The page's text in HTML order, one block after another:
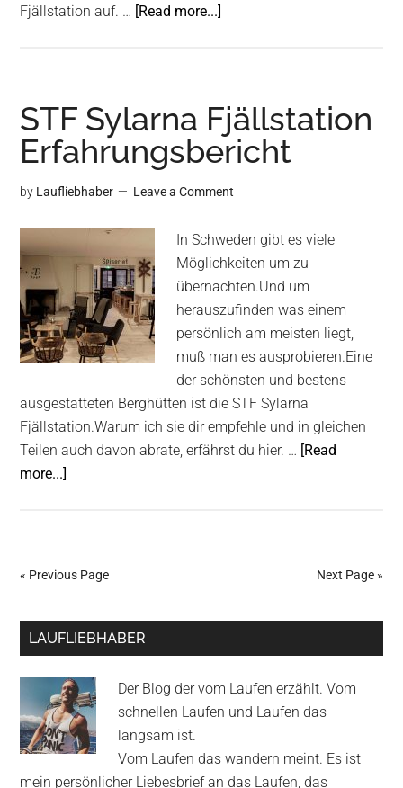
Fjällstation auf. … [Read more...]
Erfahrungsbericht
STF Sylarna Fjällstation
Erfahrungsbericht
by Laufliebhaber Leave a Comment
In Schweden gibt es viele
Möglichkeiten um zu
übernachten.Und um
herauszufinden was einem
persönlich am meisten liegt,
muß man es ausprobieren.Eine
der schönsten und bestens
ausgestatteten Berghütten ist die STF Sylarna
Fjällstation.Warum ich sie dir empfehle und in gleichen
Teilen auch davon abrate, erfährst du hier. … [Read
more...]
Erfahrungsbericht
« Previous Page Next Page »
Primary
LAUFLIEBHABER
Der Blog der vom Laufen erzählt. Vom
schnellen Laufen und Laufen das
langsam ist.
Vom Laufen das wandern meint. Es ist
mein persönlicher Liebesbrief an das Laufen, das